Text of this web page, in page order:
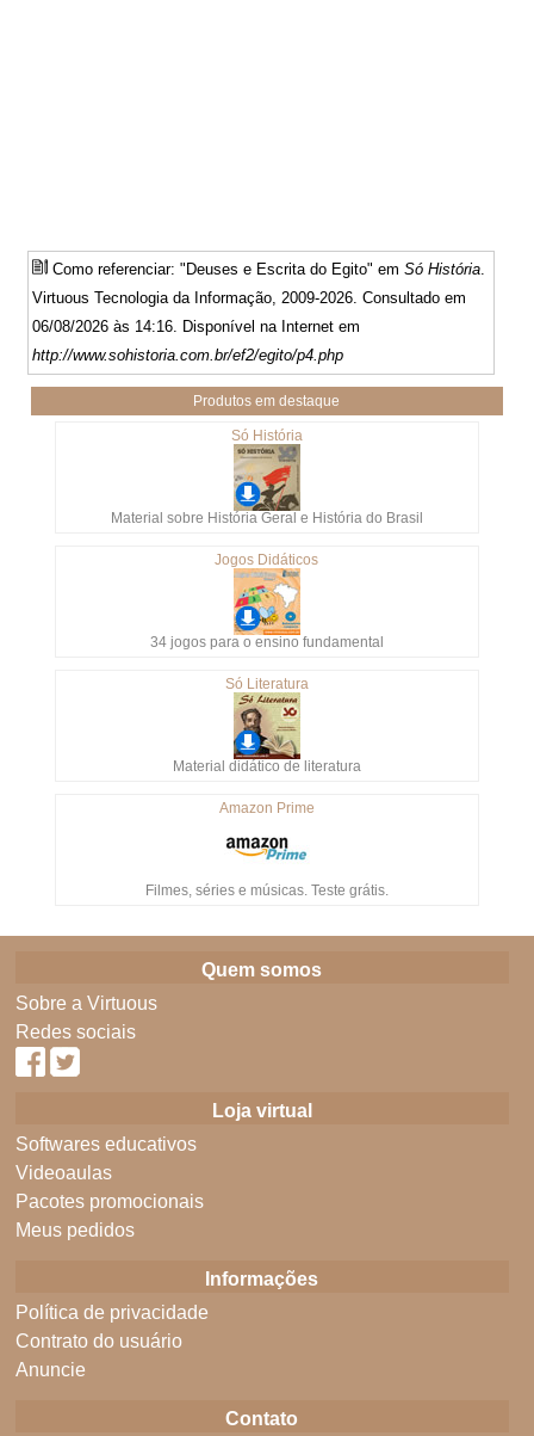
Como referenciar: "Deuses e Escrita do Egito" emSó História.
Virtuous Tecnologia da Informação, 2009-2026. Consultado em
06/08/2026 às 14:16. Disponível na Internet em
http://www.sohistoria.com.br/ef2/egito/p4.php
Produtos em destaque
Só História
Material sobre História Geral e História do Brasil
Jogos Didáticos
34 jogos para o ensino fundamental
Só Literatura
Material didático de literatura
Amazon Prime
Filmes, séries e músicas. Teste grátis.
Quem somos
Sobre a Virtuous
Redes sociais
Loja virtual
Softwares educativos
Videoaulas
Pacotes promocionais
Meus pedidos
Informações
Política de privacidade
Contrato do usuário
Anuncie
Contato